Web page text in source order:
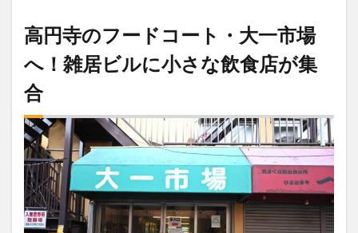
高円寺のフードコート・大一市場
へ！雑居ビルに小さな飲食店が集
合